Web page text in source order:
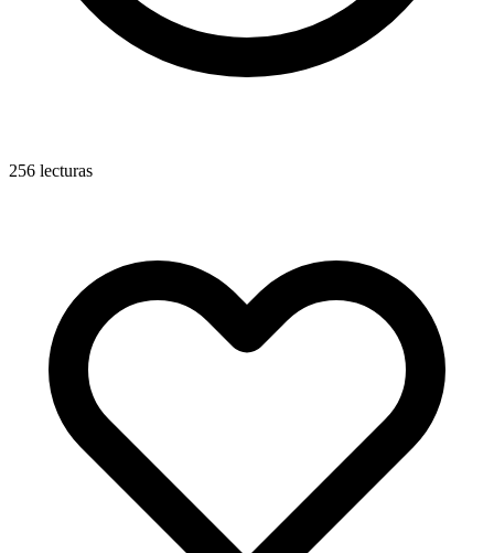
256 lecturas